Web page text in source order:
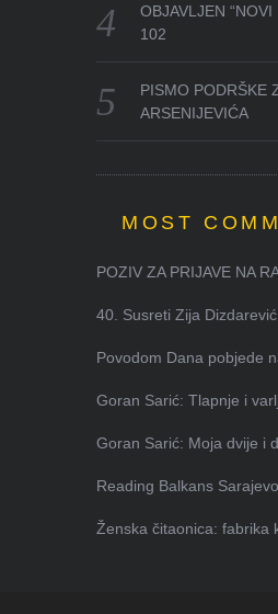
OBJAVLJEN
102
PISMO PODRŠKE
ARSENIJEVIĆA
MOST
POZIV ZA PRIJAVE NA
40. Susreti Zija Dizdarević:
Povodom Dana pobjede
Goran Sarić: Tlapnje i
Goran Sarić: Moja dvije i
Reading Balkans Sarajevo
Ženska čitaonica: fabrika